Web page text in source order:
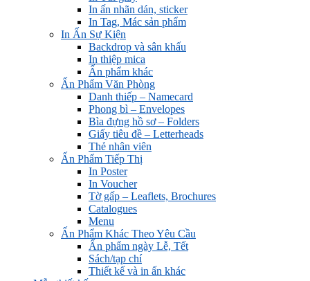
In ấn nhãn dán, sticker
In Tag, Mác sản phẩm
In Ấn Sự Kiện
Backdrop và sân khấu
In thiệp mica
Ấn phẩm khác
Ấn Phẩm Văn Phòng
Danh thiếp – Namecard
Phong bì – Envelopes
Bìa đựng hồ sơ – Folders
Giấy tiêu đề – Letterheads
Thẻ nhân viên
Ấn Phẩm Tiếp Thị
In Poster
In Voucher
Tờ gấp – Leaflets, Brochures
Catalogues
Menu
Ấn Phẩm Khác Theo Yêu Cầu
Ấn phẩm ngày Lễ, Tết
Sách/tạp chí
Thiết kế và in ấn khác